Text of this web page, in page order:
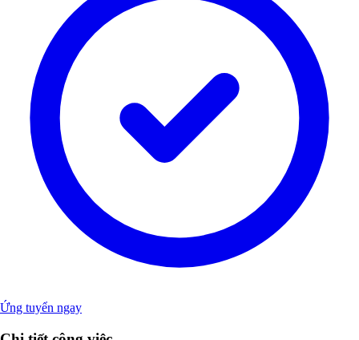
Ứng tuyển ngay